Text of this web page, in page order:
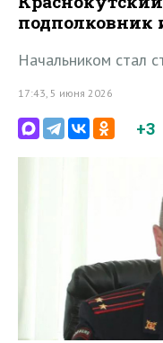
подполковник
Начальником стал
17:43, 5 июня 2026
+3